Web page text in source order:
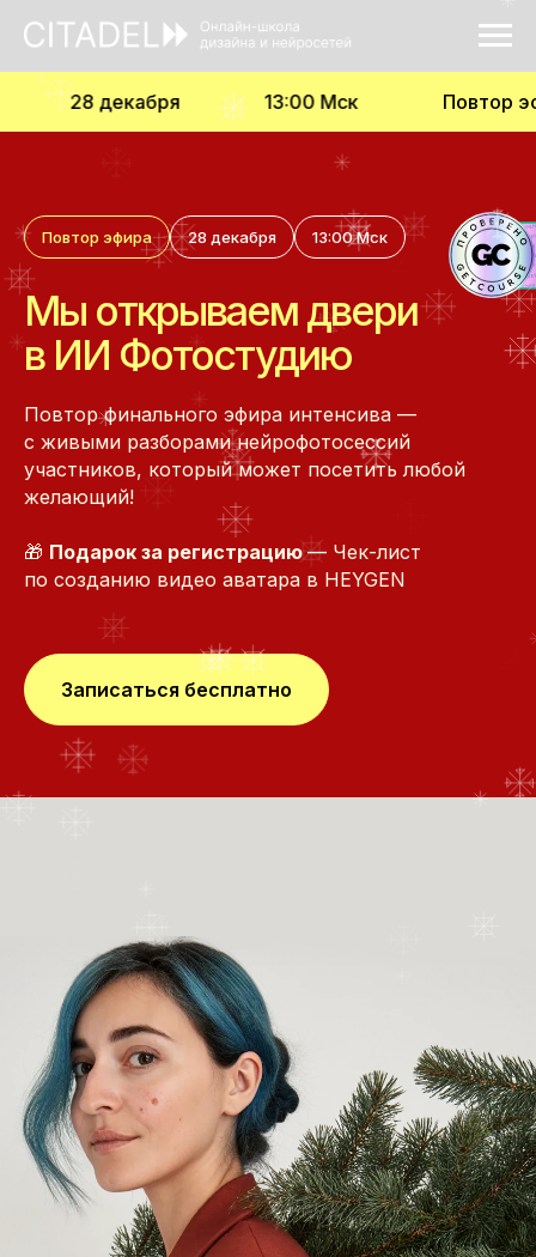
13:00 Мск Повтор эфира
Повтор эфира 28 декабря 13:00 Мск
Мы открываем двери
в ИИ Фотостудию
Повтор финального эфира интенсива —
с живыми разборами нейрофотосессий
участников, который может посетить любой
желающий!
🎁 Подарок за регистрацию— Чек-лист
по созданию видео аватара в HEYGEN
Записаться бесплатно